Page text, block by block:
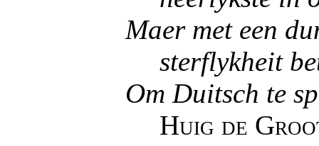
Maer met een
sterflykheit
Om Duitsch te
Huig de